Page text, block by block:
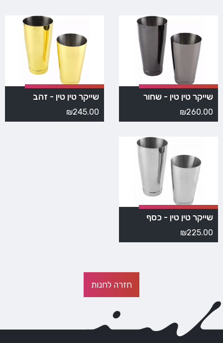
שייקר טין טין - שחור
₪260.00
שייקר טין טין - זהב
₪245.00
שייקר טין טין - כסף
₪225.00
חזרה לחנות